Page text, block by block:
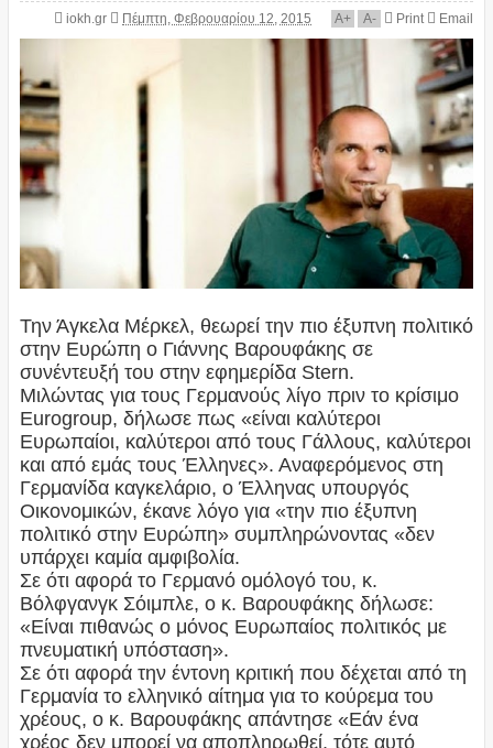
iokh.gr Πέμπτη, Φεβρουαρίου 12, 2015 A+ A- Print Email
Την Άγκελα Μέρκελ, θεωρεί την πιο έξυπνη πολιτικό
στην Ευρώπη ο Γιάννης Βαρουφάκης σε
συνέντευξή του στην εφημερίδα Stern.
Μιλώντας για τους Γερμανούς λίγο πριν το κρίσιμο
Eurogroup, δήλωσε πως «είναι καλύτεροι
Ευρωπαίοι, καλύτεροι από τους Γάλλους, καλύτεροι
και από εμάς τους Έλληνες». Αναφερόμενος στη
Γερμανίδα καγκελάριο, ο Έλληνας υπουργός
Οικονομικών, έκανε λόγο για «την πιο έξυπνη
πολιτικό στην Ευρώπη» συμπληρώνοντας «δεν
υπάρχει καμία αμφιβολία.
Σε ότι αφορά το Γερμανό ομόλογό του, κ.
Βόλφγανγκ Σόιμπλε, ο κ. Βαρουφάκης δήλωσε:
«Είναι πιθανώς ο μόνος Ευρωπαίος πολιτικός με
πνευματική υπόσταση».
Σε ότι αφορά την έντονη κριτική που δέχεται από τη
Γερμανία το ελληνικό αίτημα για το κούρεμα του
χρέους, ο κ. Βαρουφάκης απάντησε «Εάν ένα
χρέος δεν μπορεί να αποπληρωθεί, τότε αυτό